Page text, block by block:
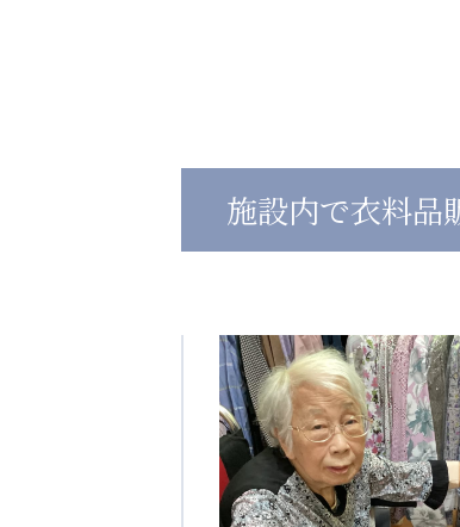
医療法人社団 美翔会
医療法人社団 デンタ
施設内で衣料品